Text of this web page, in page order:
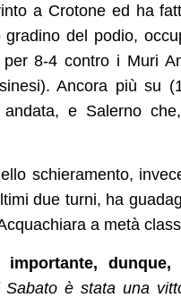
a Crotone ed ha
gradino del podio,
8-4 contro i Muri
Ancora più su
andata, e Salerno
schieramento,
due turni, ha
a metà
Sabato è stata una